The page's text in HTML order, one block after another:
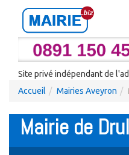
Site privé indépendant de
Accueil
Mairies Aveyron
Mairie de